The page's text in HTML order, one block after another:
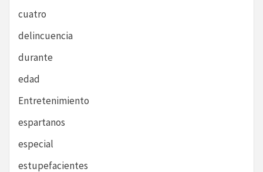
cuatro
delincuencia
durante
edad
Entretenimiento
espartanos
especial
estupefacientes